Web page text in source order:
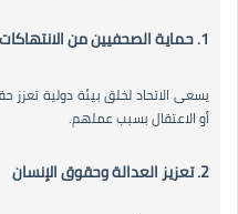
1. حماية الصحفيين من الانتهاكات
يسعى الاتحاد لخلق بيئة دولية
أو الاعتقال بسبب عملهم.
2. تعزيز العدالة وحقوق الإنسان